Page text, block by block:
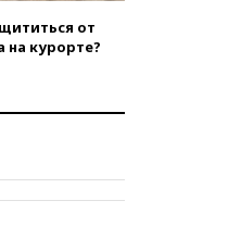
обсудил с
к
от
на курорте?